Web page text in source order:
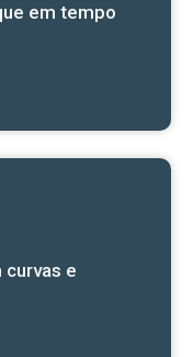
em tempo
e